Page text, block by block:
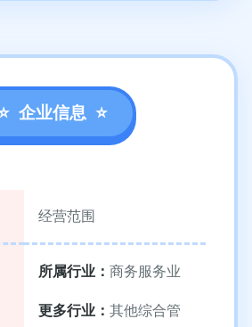
企业信息
经营范围
所属行业： 商务服务业
更多行业： 其他综合管